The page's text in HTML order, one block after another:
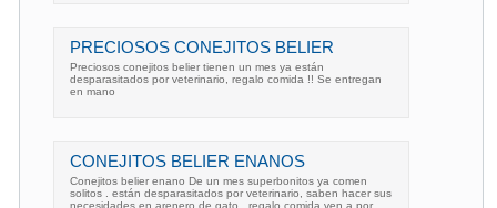
PRECIOSOS CONEJITOS BELIER
Preciosos conejitos belier tienen un mes ya están
desparasitados por veterinario, regalo comida !! Se entregan
en mano
CONEJITOS BELIER ENANOS
Conejitos belier enano De un mes superbonitos ya comen
solitos . están desparasitados por veterinario, saben hacer sus
necesidades en arenero de gato , regalo comida ven a por